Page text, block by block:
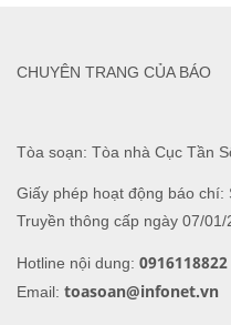
Tòa soạn: Tòa nhà Cục Tần
Giấy phép hoạt động báo chí:
Truyền thông cấp ngày 07/01/
Hotline nội dung: 0916118822
Email: toasoan@infonet.vn
CHUYÊN TRANG CỦA BÁO